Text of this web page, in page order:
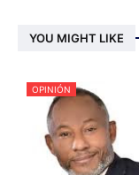
YOU MIGHT LIKE
OPINIÓN